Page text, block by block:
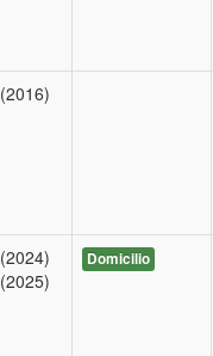
(2016)
(2024)
(2025)
Domicilio